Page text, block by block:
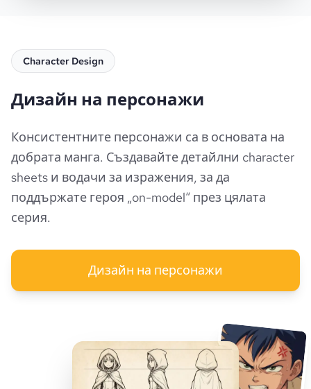
Character Design
Дизайн на персонажи
Консистентните персонажи са в основата на
добрата манга. Създавайте детайлни character
sheets и водачи за изражения, за да
поддържате героя „on-model“ през цялата
серия.
Дизайн на персонажи